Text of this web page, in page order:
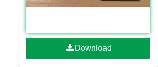
Download